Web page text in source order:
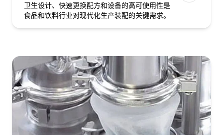
卫生设计、快速更换配方和设备的高可使用性是
食品和饮料行业对现代化生产装配的关键需求。